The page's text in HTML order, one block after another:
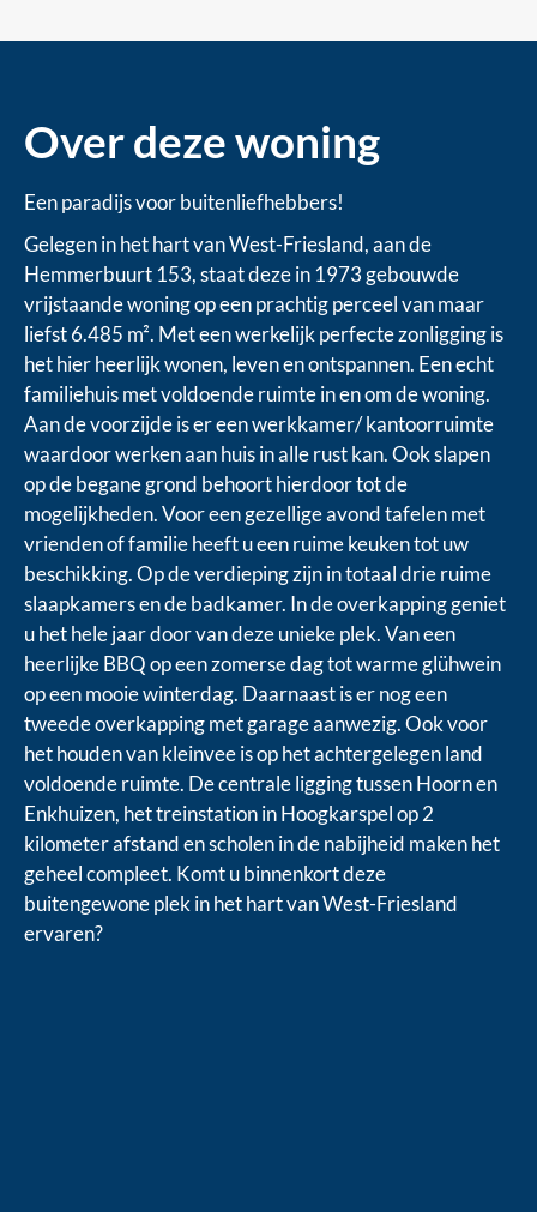
Over deze woning
Een paradijs voor buitenliefhebbers!
Gelegen in het hart van West-Friesland, aan de
Hemmerbuurt 153, staat deze in 1973 gebouwde
vrijstaande woning op een prachtig perceel van maar
liefst 6.485 m². Met een werkelijk perfecte zonligging is
het hier heerlijk wonen, leven en ontspannen. Een echt
familiehuis met voldoende ruimte in en om de woning.
Aan de voorzijde is er een werkkamer/ kantoorruimte
waardoor werken aan huis in alle rust kan. Ook slapen
op de begane grond behoort hierdoor tot de
mogelijkheden. Voor een gezellige avond tafelen met
vrienden of familie heeft u een ruime keuken tot uw
beschikking. Op de verdieping zijn in totaal drie ruime
slaapkamers en de badkamer. In de overkapping geniet
u het hele jaar door van deze unieke plek. Van een
heerlijke BBQ op een zomerse dag tot warme glühwein
op een mooie winterdag. Daarnaast is er nog een
tweede overkapping met garage aanwezig. Ook voor
het houden van kleinvee is op het achtergelegen land
voldoende ruimte. De centrale ligging tussen Hoorn en
Enkhuizen, het treinstation in Hoogkarspel op 2
kilometer afstand en scholen in de nabijheid maken het
geheel compleet. Komt u binnenkort deze
buitengewone plek in het hart van West-Friesland
ervaren?